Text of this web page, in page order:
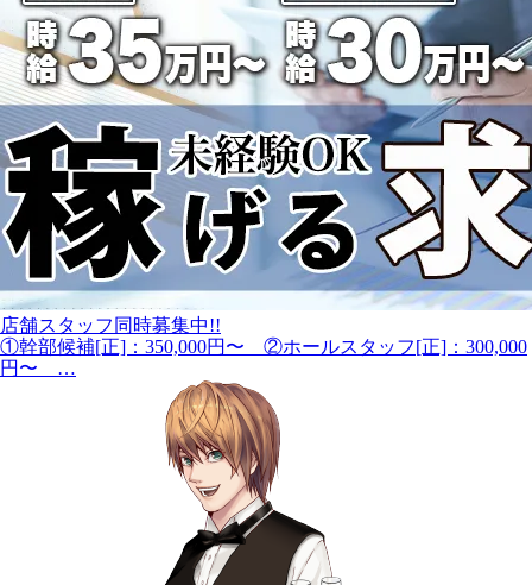
店舗スタッフ同時募集中!!
①幹部候補[正]：350,000円〜 ②ホールスタッフ[正]：300,000
円〜 …